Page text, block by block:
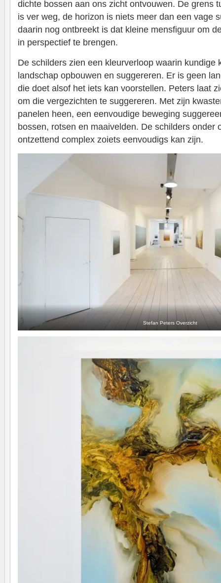
dichte bossen aan ons zicht ontvouwen. De grens
is ver weg, de horizon is niets meer dan een vage
daarin nog ontbreekt is dat kleine mensfiguur om
in perspectief te brengen.
De schilders zien een kleurverloop waarin kundige
landschap opbouwen en suggereren. Er is geen
die doet alsof het iets kan voorstellen. Peters laat
om die vergezichten te suggereren. Met zijn
panelen heen, een eenvoudige beweging
bossen, rotsen en maaivelden. De schilders onder
ontzettend complex zoiets eenvoudigs kan zijn.
Stefan Peters Overzicht